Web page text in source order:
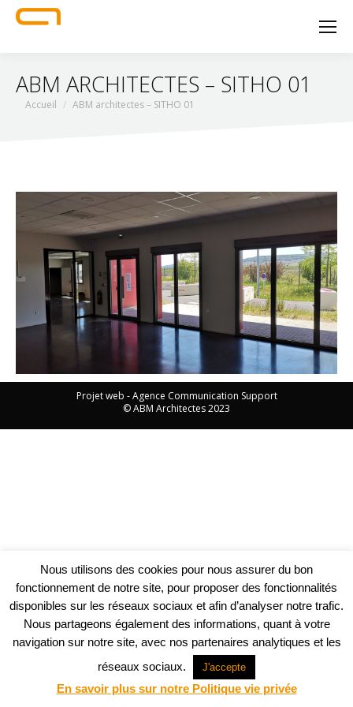
ABM ARCHITECTES – SITHO 01
Vous êtes ici :
Accueil ABM architectes – SITHO 01
Projet web -Agence Communication Support
© ABM Architectes 2023
Nous utilisons des cookies pour nous assurer du bon
fonctionnement de notre site, pour proposer des fonctionnalités
disponibles sur les réseaux sociaux et afin d’analyser notre trafic.
Nous partageons également des informations, quant à votre
navigation sur notre site, avec nos partenaires analytiques et les
réseaux sociaux.
J'accepte
En savoir plus sur notre Politique vie privée